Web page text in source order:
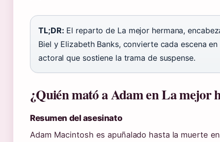
TL;DR: El reparto de La mejor hermana,
Biel y Elizabeth Banks, convierte cada escena
actoral que sostiene la trama de suspense.
¿Quién mató a Adam en La mejor
Resumen del asesinato
Adam Macintosh es apuñalado hasta la muerte